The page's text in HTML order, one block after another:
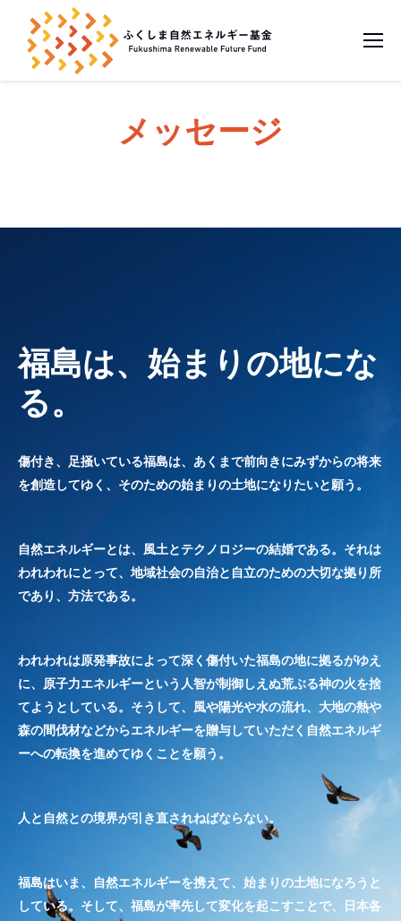
メッセージ
福島は、始まりの地にな
る。
傷付き、足掻いている福島は、あくまで前向きにみずからの将来
を創造してゆく、そのための始まりの土地になりたいと願う。
自然エネルギーとは、風土とテクノロジーの結婚である。それは
われわれにとって、地域社会の自治と自立のための大切な拠り所
であり、方法である。
われわれは原発事故によって深く傷付いた福島の地に拠るがゆえ
に、原子力エネルギーという人智が制御しえぬ荒ぶる神の火を捨
てようとしている。そうして、風や陽光や水の流れ、大地の熱や
森の間伐材などからエネルギーを贈与していただく自然エネルギ
ーへの転換を進めてゆくことを願う。
人と自然との境界が引き直されねばならない。
福島はいま、自然エネルギーを携えて、始まりの土地になろうと
している。そして、福島が率先して変化を起こすことで、日本各